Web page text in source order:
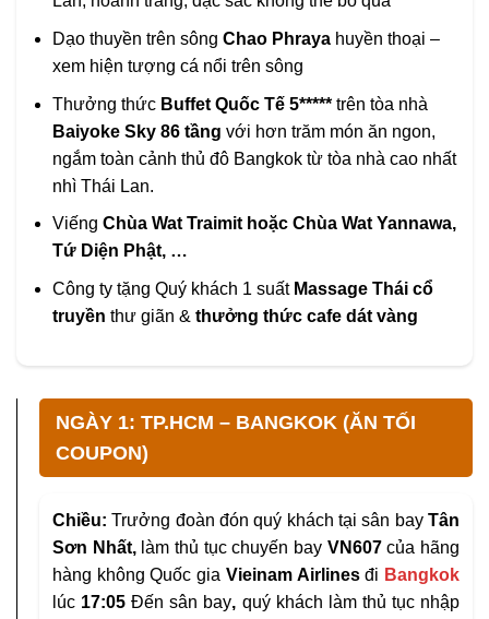
Dạo thuyền trên sông Chao Phrayahuyền thoại –
xem hiện tượng cá nổi trên sông
Thưởng thứcBuffet Quốc Tế 5***** trên tòa nhà
Baiyoke Sky 86 tầng với hơn trăm món ăn ngon,
ngắm toàn cảnh thủ đô Bangkok từ tòa nhà cao nhất
nhì Thái Lan.
Viếng Chùa Wat Traimit hoặc Chùa Wat Yannawa,
Tứ Diện Phật, …
Công ty tặng Quý khách 1 suất Massage Thái cổ
truyền thư giãn & thưởng thức cafe dát vàng
NGÀY 1: TP.HCM – BANGKOK (ĂN TỐI
COUPON)
Chiều:Trưởng đoàn đón quý khách tại sân bayTân
Sơn Nhất, làm thủ tục chuyến bay VN607của hãng
hàng không Quốc gia Vieinam Airlinesđi Bangkok
lúc 17:05Đến sân bay, quý khách làm thủ tục nhập